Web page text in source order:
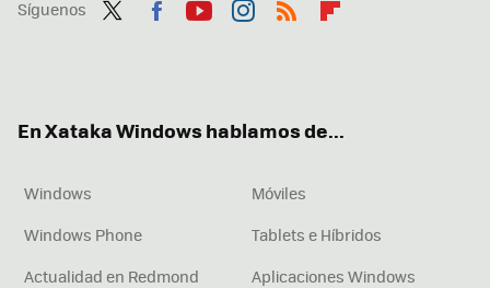
Síguenos
En Xataka Windows hablamos de...
Windows
Móviles
Windows Phone
Tablets e Híbridos
Actualidad en Redmond
Aplicaciones Windows